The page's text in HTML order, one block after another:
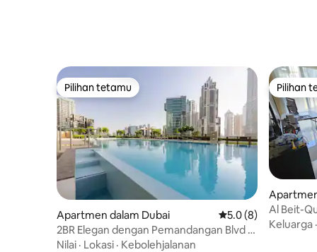
Pilihan tetamu
Pilihan tetamu
Apartmen dalam Dubai Penarafan purata
5.0 (8)
2BR Elegan dengan Pemandangan Blvd |
Beberapa Langkah dari Dubai Mall
Nilai · Lokasi · Kebolehjalanan
Pilihan
Pilihan
Al Beit-
selesa,
Keluarga ·